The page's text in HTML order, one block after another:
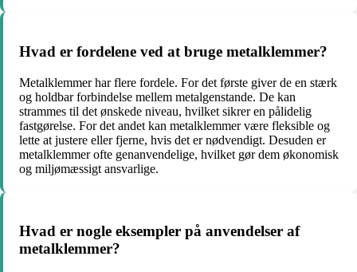
Hvad er fordelene ved at bruge metalklemmer?
Metalklemmer har flere fordele. For det første giver de en stærk
og holdbar forbindelse mellem metalgenstande. De kan
strammes til det ønskede niveau, hvilket sikrer en pålidelig
fastgørelse. For det andet kan metalklemmer være fleksible og
lette at justere eller fjerne, hvis det er nødvendigt. Desuden er
metalklemmer ofte genanvendelige, hvilket gør dem økonomisk
og miljømæssigt ansvarlige.
Hvad er nogle eksempler på anvendelser af
metalklemmer?